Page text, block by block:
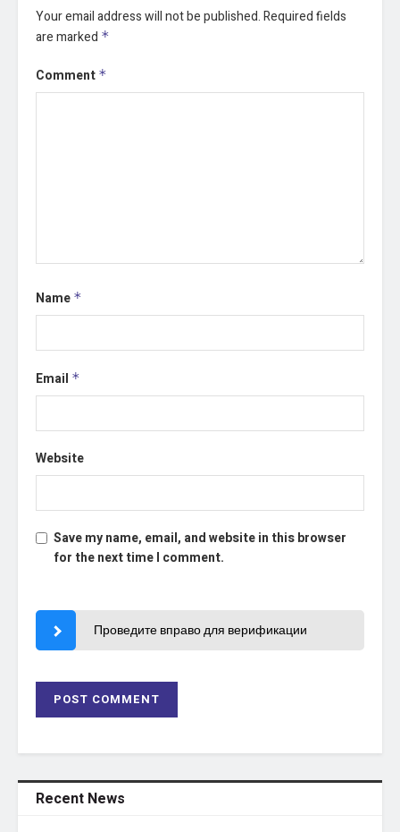
Your email address will not be published.Required fields
are marked *
Comment *
Name *
Email *
Website
Save my name, email, and website in this browser
for the next time I comment.
Проведите вправо для верификации
Recent News